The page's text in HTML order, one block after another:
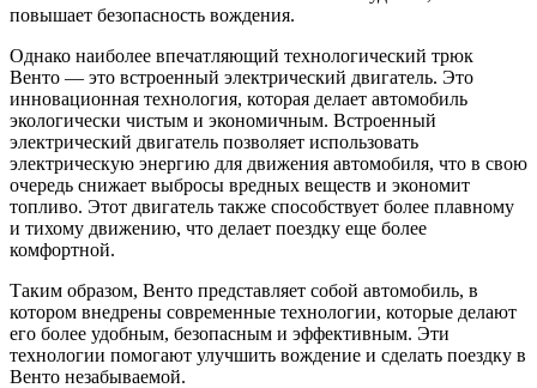
повышает безопасность вождения.
Однако наиболее впечатляющий технологический трюк
Венто — это встроенный электрический двигатель. Это
инновационная технология, которая делает автомобиль
экологически чистым и экономичным. Встроенный
электрический двигатель позволяет использовать
электрическую энергию для движения автомобиля, что в свою
очередь снижает выбросы вредных веществ и экономит
топливо. Этот двигатель также способствует более плавному
и тихому движению, что делает поездку еще более
комфортной.
Таким образом, Венто представляет собой автомобиль, в
котором внедрены современные технологии, которые делают
его более удобным, безопасным и эффективным. Эти
технологии помогают улучшить вождение и сделать поездку в
Венто незабываемой.